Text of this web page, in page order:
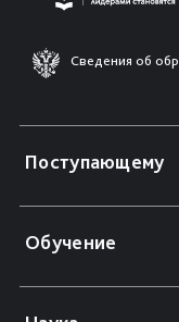
Сведения об
Поступающему
Обучение